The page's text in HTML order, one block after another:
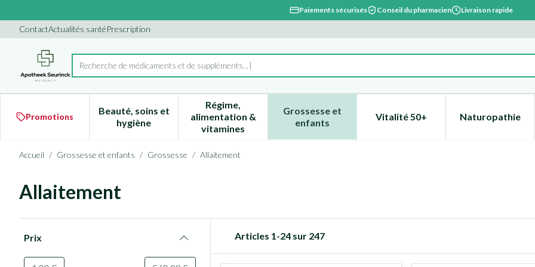
Paiements sécurisés Conseil du pharmacien Livraison rapide
ContactActualités santéPrescription
Rechercher
Recherche de médicaments et de
Promotions
Beauté, soins et
hygièneAfficher le sous-menu pour la catégorie Beauté, soins et hygiène
Régime,
alimentation &
vitamines
Afficher le sous-menu pour la catégorie Régime, alimentation &
Grossesse et
enfantsAfficher le sous-menu pour la catégorie
Vitalité 50+Afficher le sous-menu pour la
Naturopathie
Afficher
Accueil / Grossesse et enfants / Grossesse / Allaitement
Allaitement
Prix
Articles 1-24 sur 247